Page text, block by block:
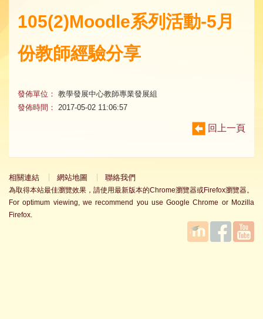
105(2)Moodle系列活動-5月
份教師經驗分享
發佈單位： 教學發展中心教師專業發展組
發佈時間：
2017-05-02 11:06:57
回上一頁
相關連結 網站地圖 聯絡我們
為取得本站最佳瀏覽效果，請使用最新版本的Chrome瀏覽器或Firefox瀏覽器。
For optimum viewing, we recommend you use Google Chrome or Mozilla
Firefox.